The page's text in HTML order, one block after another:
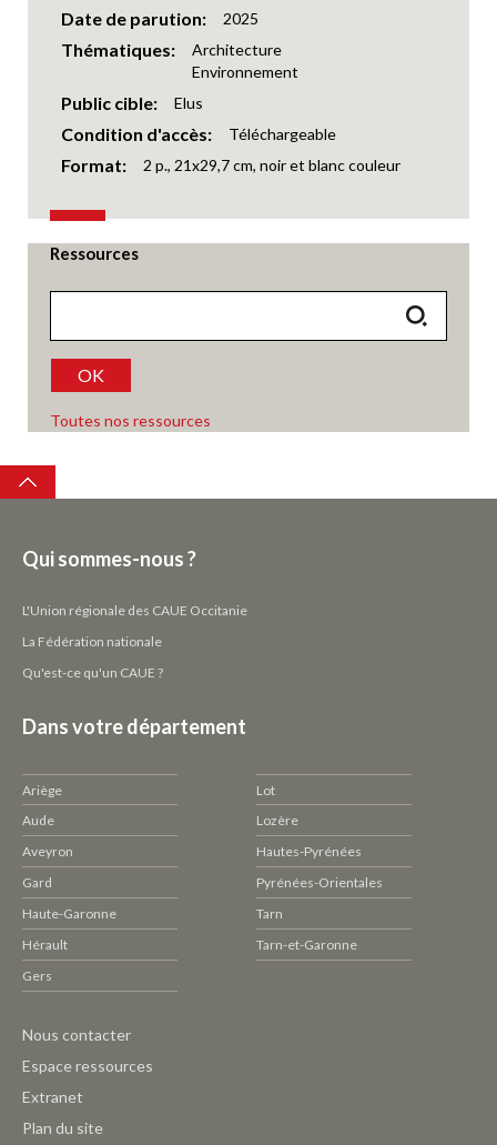
Date de parution 2025
Thématiques
Architecture
Environnement
Public cible Elus
Condition d'accès Téléchargeable
Format 2 p., 21x29,7 cm, noir et blanc couleur
Ressources
OK
Toutes nos ressources
Top
Qui sommes-nous ?
L'Union régionale des CAUE Occitanie
La Fédération nationale
Qu'est-ce qu'un CAUE ?
Dans votre département
Ariège
Aude
Aveyron
Gard
Haute-Garonne
Hérault
Gers
Lot
Lozère
Hautes-Pyrénées
Pyrénées-Orientales
Tarn
Tarn-et-Garonne
Pied
de
page
Nous contacter
Espace ressources
Extranet
Plan du site